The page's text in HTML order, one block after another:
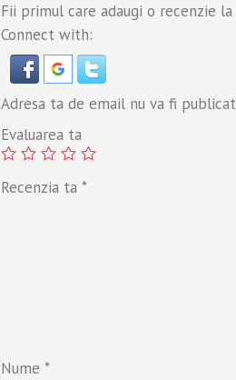
Fii primul care adaugi o recenzie
Connect with:
Adresa ta de email nu va fi
Evaluarea ta
Recenzia ta *
Nume *